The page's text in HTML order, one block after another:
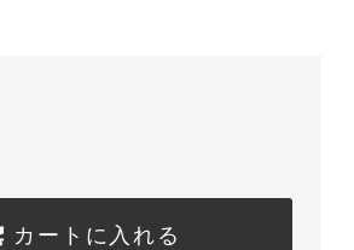
カートに入れる